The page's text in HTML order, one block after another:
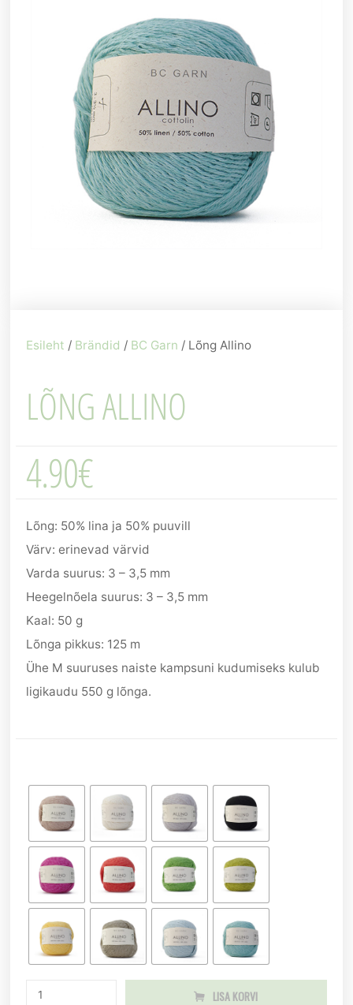
Esileht / Brändid / BC Garn / Lõng Allino
LÕNG ALLINO
4.90€
Lõng: 50% lina ja 50% puuvill
Värv: erinevad värvid
Varda suurus: 3 – 3,5 mm
Heegelnõela suurus: 3 – 3,5 mm
Kaal: 50 g
Lõnga pikkus: 125 m
Ühe M suuruses naiste kampsuni kudumiseks kulub
ligikaudu 550 g lõnga.
LISA KORVI